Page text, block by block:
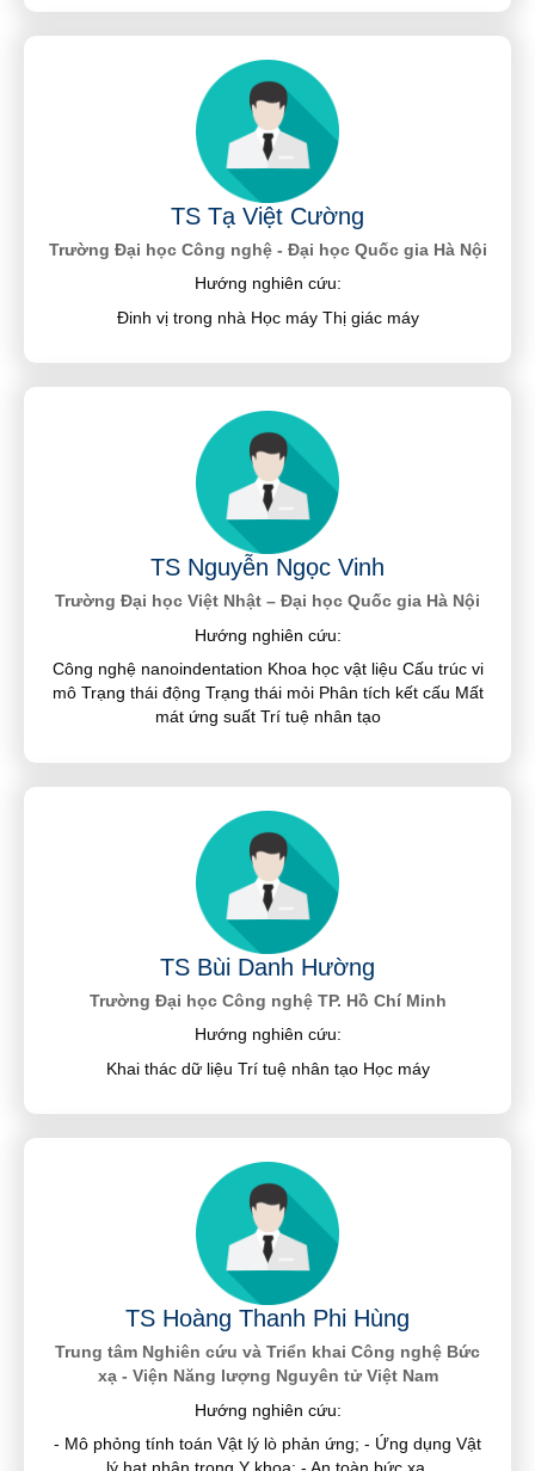
TS Tạ Việt Cường
Trường Đại học Công nghệ - Đại học Quốc gia Hà Nội
Hướng nghiên cứu:
Đinh vị trong nhà Học máy Thị giác máy
TS Nguyễn Ngọc Vinh
Trường Đại học Việt Nhật – Đại học Quốc gia Hà Nội
Hướng nghiên cứu:
Công nghệ nanoindentation Khoa học vật liệu Cấu trúc vi
mô Trạng thái động Trạng thái mỏi Phân tích kết cấu Mất
mát ứng suất Trí tuệ nhân tạo
TS Bùi Danh Hường
Trường Đại học Công nghệ TP. Hồ Chí Minh
Hướng nghiên cứu:
Khai thác dữ liệu Trí tuệ nhân tạo Học máy
TS Hoàng Thanh Phi Hùng
Trung tâm Nghiên cứu và Triển khai Công nghệ Bức
xạ - Viện Năng lượng Nguyên tử Việt Nam
Hướng nghiên cứu:
- Mô phỏng tính toán Vật lý lò phản ứng; - Ứng dụng Vật